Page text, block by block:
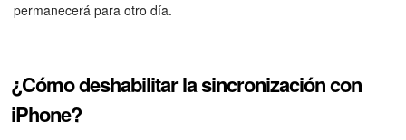
Flujos de trabajo
Gestión del inventario
permanecerá para otro día.
¿Cómo deshabilitar la sincronización con
iPhone?